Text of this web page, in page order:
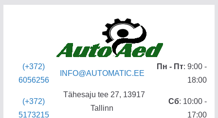
(+372)
6056256
(+372)
5173215
INFO@AUTOMATIC.EE
Tähesaju tee 27, 13917
Tallinn
Пн - Пт: 9:00 -
18:00
Сб: 10:00 -
17:00